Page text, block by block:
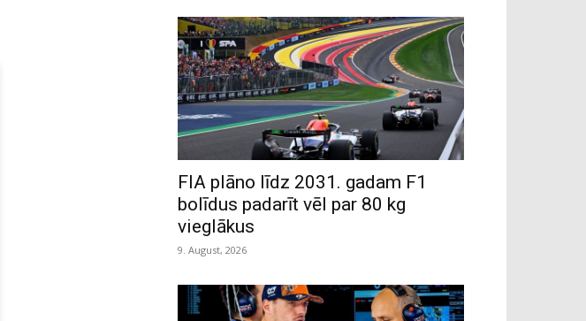
FIA plāno līdz 2031. gadam F1
bolīdus padarīt vēl par 80 kg
vieglākus
9. August, 2026